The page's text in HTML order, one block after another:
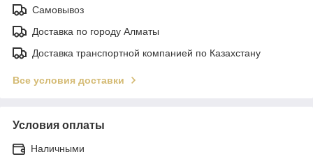
Самовывоз
Доставка по городу Алматы
Доставка транспортной компанией по Казахстану
Все условия доставки
Условия оплаты
Наличными